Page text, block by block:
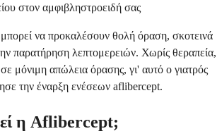
στον αμφιβληστροειδή σας
μπορεί να προκαλέσουν θολή όραση, σκοτεινά
παρατήρηση λεπτομερειών. Χωρίς θεραπεία,
μόνιμη απώλεια όρασης, γι' αυτό ο γιατρός
την έναρξη ενέσεων aflibercept.
η Aflibercept;